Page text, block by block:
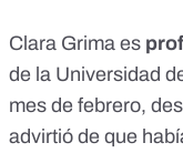
Clara Grima es
de la Universidad
mes de febrero,
advirtió de que